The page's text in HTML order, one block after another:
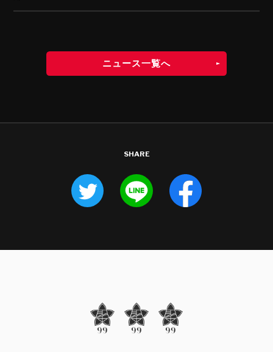
ニュース一覧へ
SHARE